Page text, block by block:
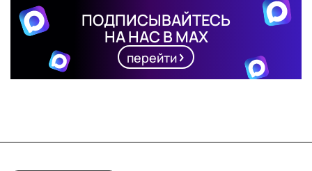
ПОДПИСЫВАЙТЕСЬ
НА НАС В MAX
перейти